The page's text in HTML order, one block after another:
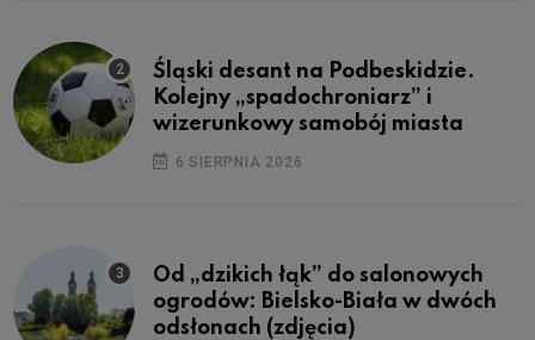
Śląski desant na Podbeskidzie.
Kolejny „spadochroniarz” i
wizerunkowy samobój miasta
6 SIERPNIA 2026
Od „dzikich łąk” do salonowych
ogrodów: Bielsko-Biała w dwóch
odsłonach (zdjęcia)